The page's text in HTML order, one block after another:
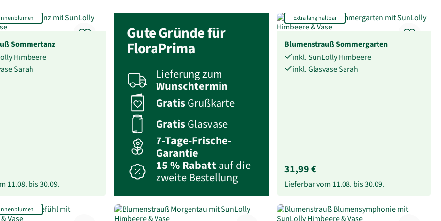
Sommertanz
Himbeere
Sarah
11.08. bis30.09.
Gute Gründe für
FloraPrima
Lieferung zum
Wunschtermin
Gratis Grußkarte
Gratis Glasvase
7-Tage-Frische-
Garantie
15 % Rabatt auf die
zweite Bestellung
Extra lang haltbar
Blumenstrauß Sommergarten
inkl. SunLolly Himbeere
inkl. Glasvase Sarah
31,99 €
Lieferbar vom 11.08. bis30.09.